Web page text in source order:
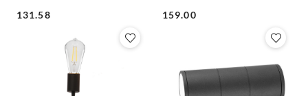
Kąt świecenia: 45 °
Cena:
131.58
Cena:
159.00